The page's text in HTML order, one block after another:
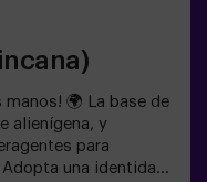
🌍 La base de
alienígena, y
para
una identidad